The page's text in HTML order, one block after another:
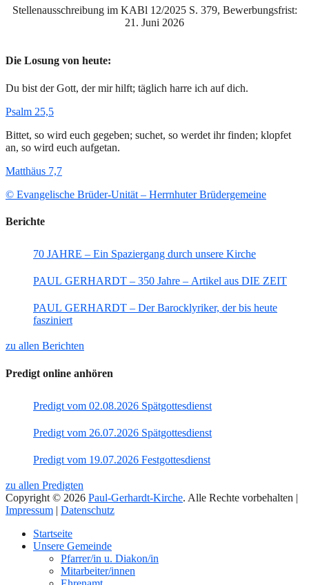
Stellenausschreibung im KABl 12/2025 S. 379, Bewerbungsfrist:
21. Juni 2026
Die Losung von heute:
Du bist der Gott, der mir hilft; täglich harre ich auf dich.
Psalm 25,5
Bittet, so wird euch gegeben; suchet, so werdet ihr finden; klopfet
an, so wird euch aufgetan.
Matthäus 7,7
© Evangelische Brüder-Unität – Herrnhuter Brüdergemeine
Berichte
70 JAHRE – Ein Spaziergang durch unsere Kirche
PAUL GERHARDT – 350 Jahre – Artikel aus DIE ZEIT
PAUL GERHARDT – Der Barocklyriker, der bis heute
fasziniert
zu allen Berichten
Predigt online anhören
Predigt vom 02.08.2026 Spätgottesdienst
Predigt vom 26.07.2026 Spätgottesdienst
Predigt vom 19.07.2026 Festgottesdienst
zu allen Predigten
Copyright © 2026 Paul-Gerhardt-Kirche. Alle Rechte vorbehalten |
Impressum | Datenschutz
oben
Startseite
Unsere Gemeinde
Pfarrer/in u. Diakon/in
Mitarbeiter/innen